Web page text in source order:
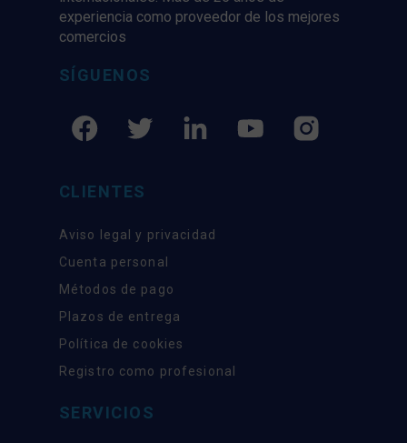
experiencia como proveedor de los mejores
comercios
SÍGUENOS
CLIENTES
Aviso legal y privacidad
Cuenta personal
Métodos de pago
Plazos de entrega
Política de cookies
Registro como profesional
SERVICIOS